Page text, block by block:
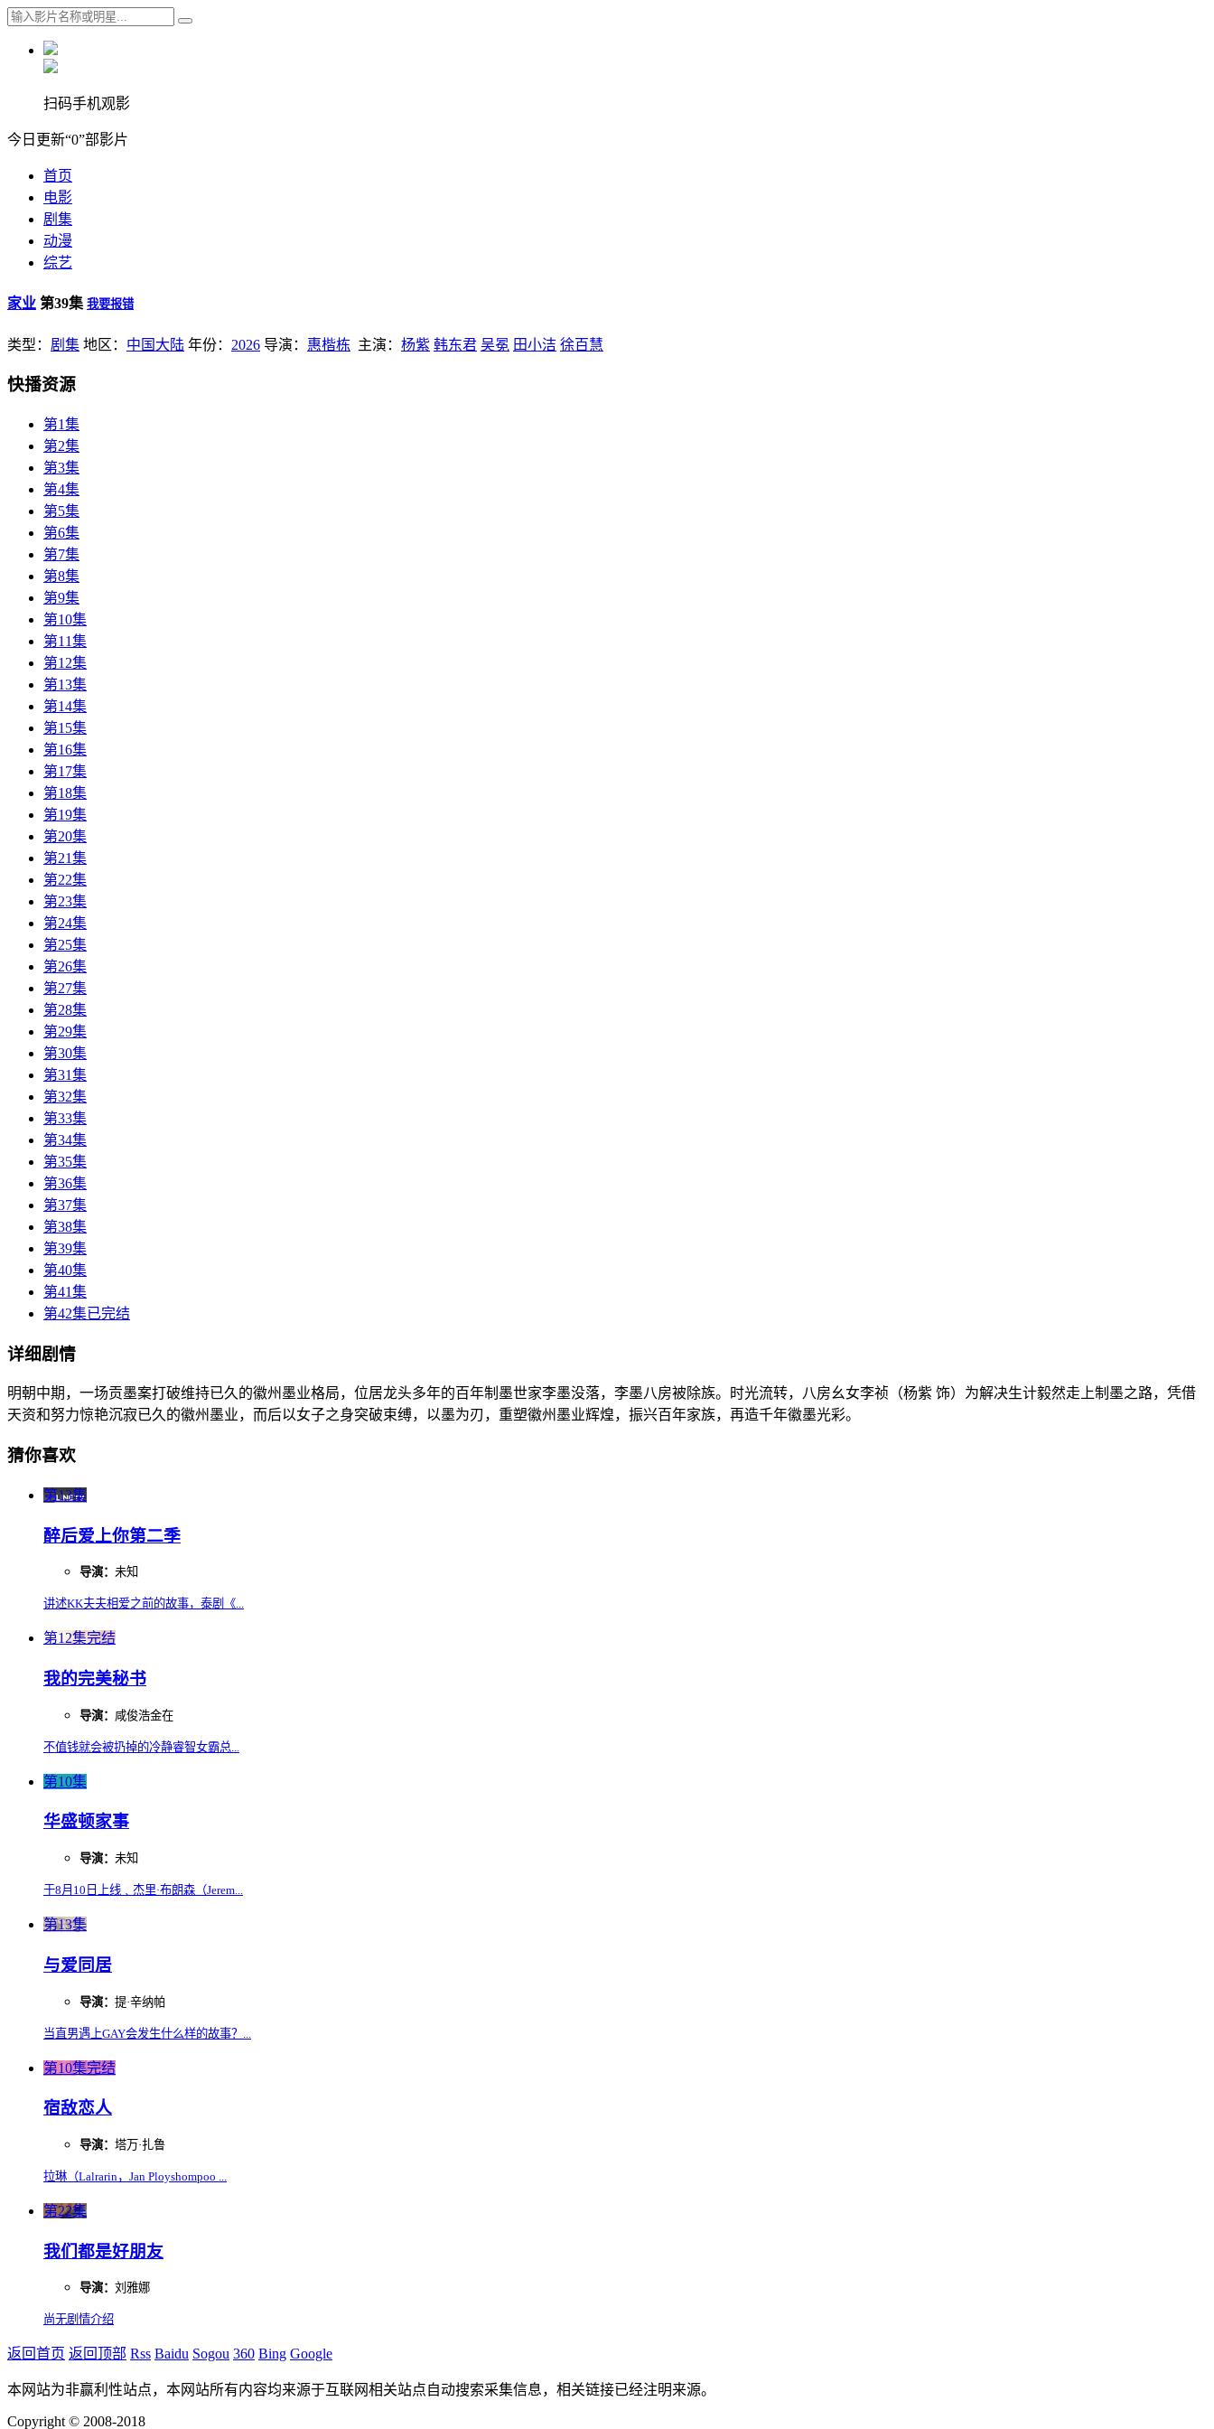
扫码手机观影
今日更新“0”部影片
首页
电影
剧集
动漫
综艺
家业 第39集 我要报错
类型： 剧集 地区： 中国大陆 年份： 2026 导演： 惠楷栋 主演： 杨紫 韩东君 吴冕 田小洁 徐百慧
快播资源
第1集
第2集
第3集
第4集
第5集
第6集
第7集
第8集
第9集
第10集
第11集
第12集
第13集
第14集
第15集
第16集
第17集
第18集
第19集
第20集
第21集
第22集
第23集
第24集
第25集
第26集
第27集
第28集
第29集
第30集
第31集
第32集
第33集
第34集
第35集
第36集
第37集
第38集
第39集
第40集
第41集
第42集已完结
详细剧情
明朝中期，一场贡墨案打破维持已久的徽州墨业格局，位居龙头多年的百年制墨世家李墨没落，李墨八房被除族。时光流转，八房幺女李祯（杨紫 饰）为解决生计毅然走上制墨之路，凭借
天资和努力惊艳沉寂已久的徽州墨业，而后以女子之身突破束缚，以墨为刃，重塑徽州墨业辉煌，振兴百年家族，再造千年徽墨光彩。
猜你喜欢
第13集
醉后爱上你第二季
导演： 未知
讲述KK夫夫相爱之前的故事，泰剧《...
第12集完结
我的完美秘书
导演： 咸俊浩金在
不值钱就会被扔掉的冷静睿智女霸总...
第10集
华盛顿家事
导演： 未知
于8月10日上线﹑杰里·布朗森（Jerem...
第13集
与爱同居
导演： 提·辛纳帕
当直男遇上GAY会发生什么样的故事？...
第10集完结
宿敌恋人
导演： 塔万·扎鲁
拉琳（Lalrarin，Jan Ployshompoo ...
第22集
我们都是好朋友
导演： 刘雅娜
尚无剧情介绍
返回首页 返回顶部 Rss Baidu Sogou 360 Bing Google
本网站为非赢利性站点，本网站所有内容均来源于互联网相关站点自动搜索采集信息，相关链接已经注明来源。
Copyright © 2008-2018